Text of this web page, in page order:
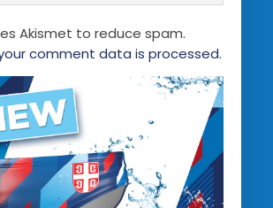
Akismet to reduce spam.
comment data is processed.